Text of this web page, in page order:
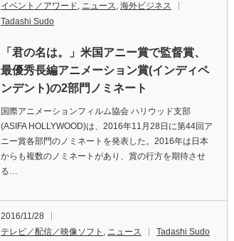
イベント／アワード, ニュース, 海外ビジネス
Tadashi Sudo
「君の名は。」米国アニー賞で監督賞、
最優秀長編アニメーション賞(インディペ
ンデント)の2部門ノミネート
国際アニメーションフィルム協会 ハリウッド支部
(ASIFA HOLLYWOOD)は、2016年11月28日に第44回ア
ニー賞各部門のノミネートを発表した。2016年は日本
からも複数のノミネートがあり、賞の行方を期待させ
る…
2016/11/28
テレビ／配信／映像ソフト , ニュース Tadashi Sudo